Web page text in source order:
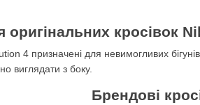
оригінальних кросівок
4 призначені для невимогливих
виглядати з боку.
Брендові